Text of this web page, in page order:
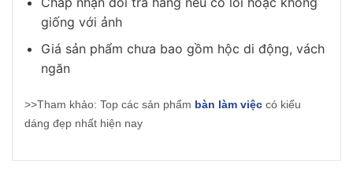
giống với ảnh
Giá sản phẩm chưa bao gồm hộc di động, vách
ngăn
>>Tham khảo: Top các sản phẩm bàn làm việc có kiểu
dáng đẹp nhất hiện nay